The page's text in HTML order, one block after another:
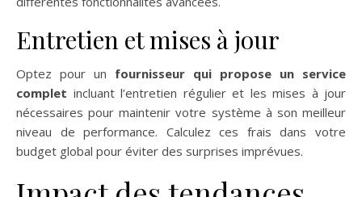
Entretien et mises à jour
Optez pour un fournisseur qui propose un service
complet incluant l’entretien régulier et les mises à jour
nécessaires pour maintenir votre système à son meilleur
niveau de performance. Calculez ces frais dans votre
budget global pour éviter des surprises imprévues.